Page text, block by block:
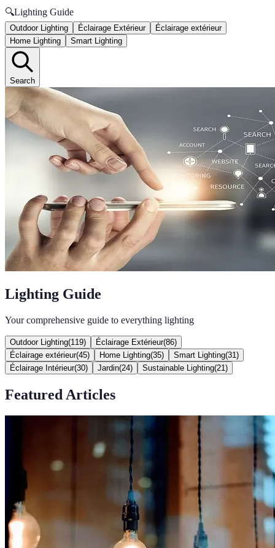
🔍Lighting Guide
Outdoor Lighting Éclairage Extérieur
Éclairage extérieur
Home Lighting
Smart Lighting
Search
Lighting Guide
Your comprehensive guide to everything lighting
Outdoor Lighting(119) Éclairage Extérieur(86)
Éclairage extérieur(45) Home Lighting(35) Smart Lighting(31 )
Éclairage Intérieur(30) Jardin(24) Sustainable Lighting(21 )
Featured Articles